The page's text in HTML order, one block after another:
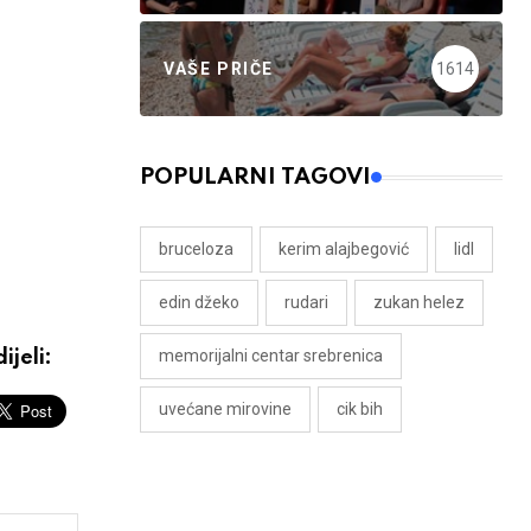
VAŠE PRIČE 1614
POPULARNI TAGOVI
bruceloza kerim alajbegović lidl
edin džeko rudari zukan helez
memorijalni centar srebrenica
uvećane mirovine cik bih